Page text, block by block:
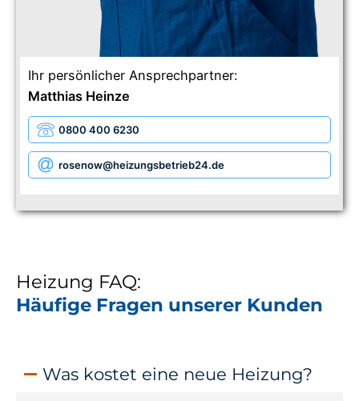
Ihr persönlicher Ansprechpartner:
Matthias Heinze
0800 400 6230
rosenow@heizungsbetrieb24.de
Heizung FAQ:
Häufige Fragen unserer Kunden
Was kostet eine neue Heizung?